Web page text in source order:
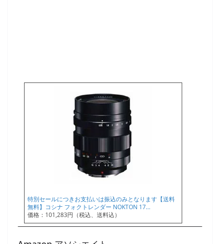
特別セールにつきお支払いは振込のみとなります【送料
無料】コシナ フォクトレンダー NOKTON 17…
価格：101,283円（税込、送料込）